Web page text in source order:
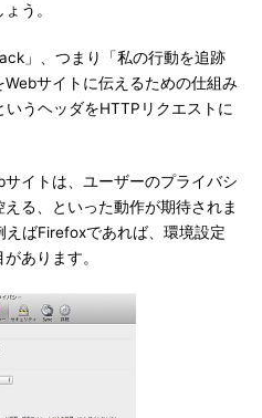
う。
」、つまり「私の行動を追跡
サイトに伝えるための仕組み
うヘッダをHTTPリクエストに
イトは、ユーザーのプライバシ
る、といった動作が期待されま
ばFirefoxであれば、環境設定
あります。